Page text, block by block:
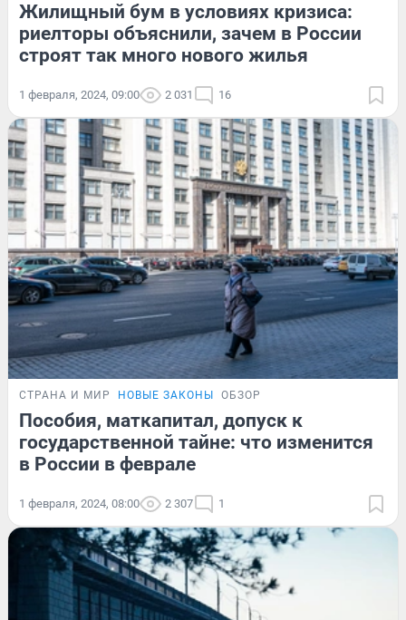
Жилищный бум в условиях кризиса:
риелторы объяснили, зачем в России
строят так много нового жилья
1 февраля, 2024, 09:00 2 031 16
СТРАНА И МИР НОВЫЕ ЗАКОНЫ ОБЗОР
Пособия, маткапитал, допуск к
государственной тайне: что изменится
в России в феврале
1 февраля, 2024, 08:00 2 307 1